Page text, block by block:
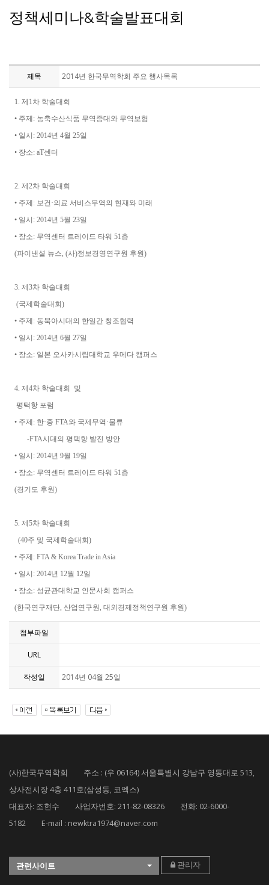
정책세미나&학술발표대회
제목 2014년 한국무역학회 주요 행사목록
1. 제1차 학술대회
• 주제: 농축수산식품 무역증대와 무역보험
• 일시: 2014년 4월 25일
• 장소: aT센터
2. 제2차 학술대회
• 주제: 보건·의료 서비스무역의 현재와 미래
• 일시: 2014년 5월 23일
• 장소: 무역센터 트레이드 타워 51층
(파이낸셜 뉴스, (사)정보경영연구원 후원)
3. 제3차 학술대회
(국제학술대회)
• 주제: 동북아시대의 한일간 창조협력
• 일시: 2014년 6월 27일
• 장소: 일본 오사카시립대학교 우메다 캠퍼스
4. 제4차 학술대회 및
평택항 포럼
• 주제: 한·중 FTA와 국제무역·물류
-FTA시대의 평택항 발전 방안
• 일시: 2014년 9월 19일
• 장소: 무역센터 트레이드 타워 51층
(경기도 후원)
5. 제5차 학술대회
(40주 및 국제학술대회)
• 주제: FTA & Korea Trade in Asia
• 일시: 2014년 12월 12일
• 장소: 성균관대학교 인문사회 캠퍼스
(한국연구재단, 산업연구원, 대외경제정책연구원 후원)
첨부파일
URL
작성일 2014년 04월 25일
(사)한국무역학회 주소 : (우 06164) 서울특별시 강남구 영동대로 513,
상사전시장 4층 411호(삼성동, 코엑스)
대표자: 조현수 사업자번호: 211-82-08326 전화: 02-6000-
5182 E-mail : newktra1974@naver.com
관련사이트 관리자